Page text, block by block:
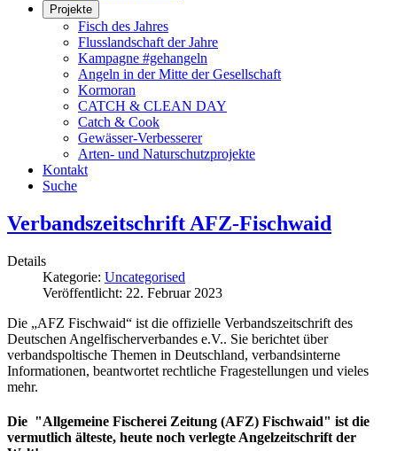
Projekte
Fisch des Jahres
Flusslandschaft der Jahre
Kampagne #gehangeln
Angeln in der Mitte der Gesellschaft
Kormoran
CATCH & CLEAN DAY
Catch & Cook
Gewässer-Verbesserer
Arten- und Naturschutzprojekte
Kontakt
Suche
Verbandszeitschrift AFZ-Fischwaid
Details
Kategorie: Uncategorised
Veröffentlicht: 22. Februar 2023
Die „AFZ Fischwaid“ ist die offizielle Verbandszeitschrift des
Deutschen Angelfischerverbandes e.V.. Sie berichtet über
verbandspoltische Themen in Deutschland, verbandsinterne
Informationen, beantwortet rechtliche Fragestellungen und vieles
mehr.
Die "Allgemeine Fischerei Zeitung (AFZ) Fischwaid" ist die
vermutlich älteste, heute noch verlegte Angelzeitschrift der